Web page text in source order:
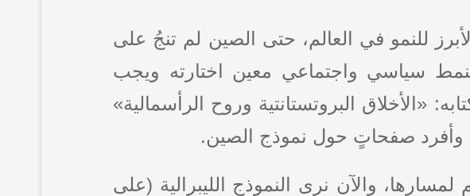
للنمو في العالم، حتى الصين لم تنجُ على
بنمط سياسي واجتماعي معين اختارته ويجب
«الأخلاق البروتستانتية وروح الرأسمالية»
وأفرد صفحاتٍ حول نموذج الصين.
لمسارها، والآن نرى النموذج الليبرالية (على